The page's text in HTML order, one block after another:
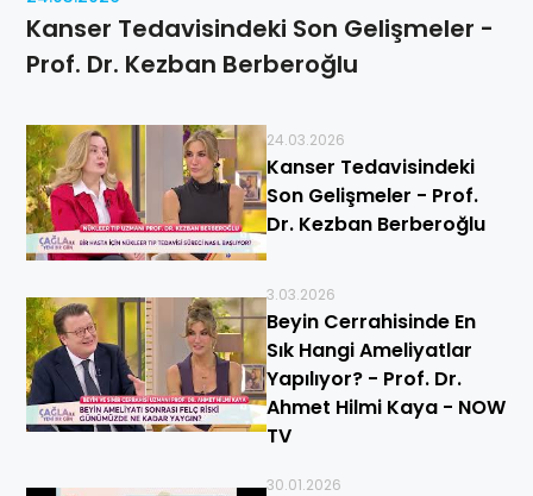
Kanser Tedavisindeki Son Gelişmeler -
Prof. Dr. Kezban Berberoğlu
24.03.2026
Kanser Tedavisindeki
Son Gelişmeler - Prof.
Dr. Kezban Berberoğlu
3.03.2026
Beyin Cerrahisinde En
Sık Hangi Ameliyatlar
Yapılıyor? - Prof. Dr.
Ahmet Hilmi Kaya - NOW
TV
30.01.2026